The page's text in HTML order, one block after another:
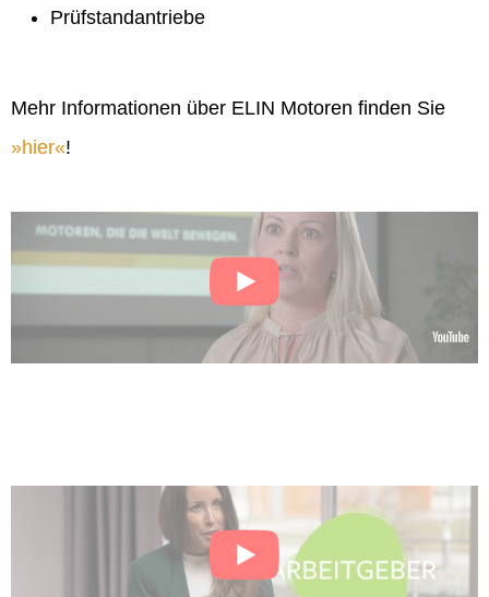
Prüfstandantriebe
Mehr Informationen über ELIN Motoren finden Sie
hier !